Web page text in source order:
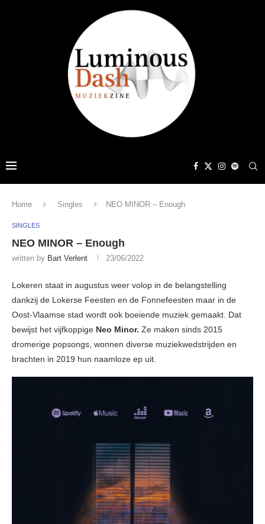
Home Singles NEO MINOR – Enough
SINGLES
NEO MINOR – Enough
written by Bart Verlent 23/06/2022
Lokeren staat in augustus weer volop in de belangstelling
dankzij de Lokerse Feesten en de Fonnefeesten maar in de
Oost-Vlaamse stad wordt ook boeiende muziek gemaakt. Dat
bewijst het vijfkoppige Neo Minor. Ze maken sinds 2015
dromerige popsongs, wonnen diverse muziekwedstrijden en
brachten in 2019 hun naamloze ep uit.